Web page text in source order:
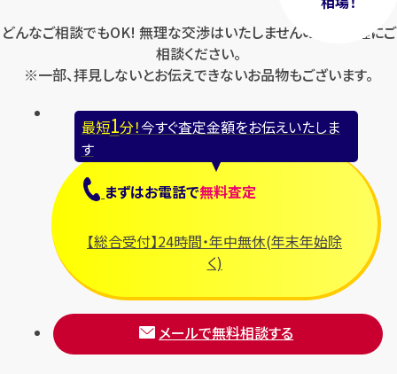
どんなご相談でもOK! 無理な交渉はいたしませんのでお気軽にご
相談ください。
※一部、拝見しないとお伝えできないお品物もございます。
最短1分！今すぐ査定金額をお伝えいたしま
す
まずはお電話で無料査定
【総合受付】24時間・年中無休(年末年始除
く)
メールで無料相談する